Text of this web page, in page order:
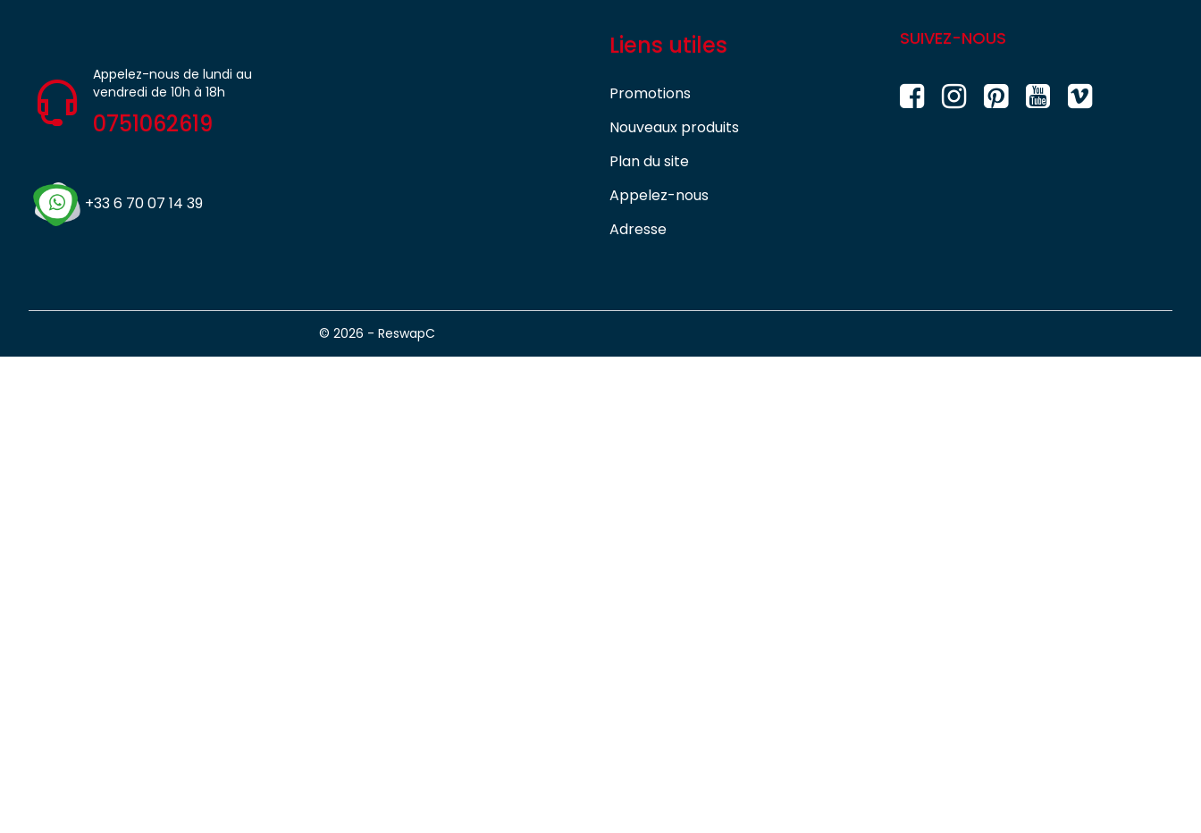
Appelez-nous de lundi au
vendredi de 10h à 18h
0751062619
+33 6 70 07 14 39
Liens utiles
Promotions
Nouveaux produits
Plan du site
Appelez-nous
Adresse
SUIVEZ-NOUS
© 2026 - ReswapC